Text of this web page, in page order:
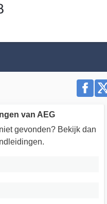
van AEG
gevonden? Bekijk dan